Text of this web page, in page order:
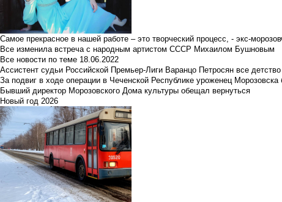
Самое прекрасное в нашей работе – это творческий процесс, - экс-
Все изменила встреча с народным артистом СССР Михаилом Бушновым
Все новости по теме 18.06.2022
Ассистент судьи Российской Премьер-Лиги Варанцо Петросян все
За подвиг в ходе операции в Чеченской Республике уроженец
Бывший директор Морозовского Дома культуры обещал вернуться
Новый год 2026